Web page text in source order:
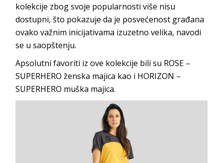
kolekcije zbog svoje popularnosti više nisu
dostupni, što pokazuje da je posvećenost građana
ovako važnim inicijativama izuzetno velika, navodi
se u saopštenju.
Apsolutni favoriti iz ove kolekcije bili su ROSE –
SUPERHERO ženska majica kao i HORIZON –
SUPERHERO muška majica.